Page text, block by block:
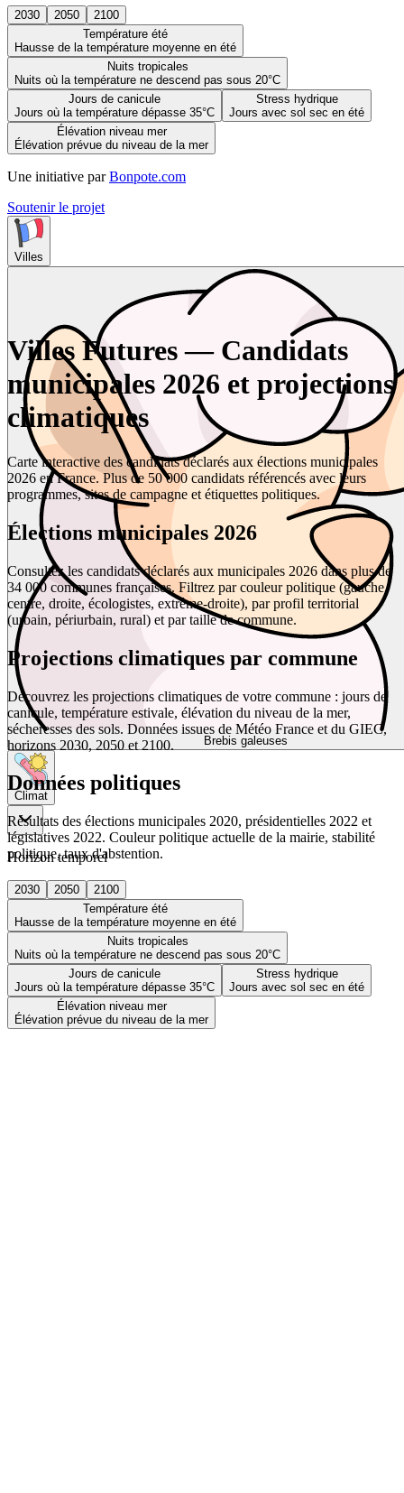
2030 2050
2100
Température été
Hausse de la température moyenne en été
Nuits tropicales
Nuits où la température ne descend pas sous 20°C
Jours de canicule
Jours où la température dépasse 35°C
Stress hydrique
Jours avec sol sec en été
Élévation niveau mer
Élévation prévue du niveau de la mer
Une initiative par Bonpote.com
Soutenir le projet
Villes
Brebis galeuses
Climat
Horizon temporel
2030 2050
2100
Température été
Hausse de la température moyenne en été
Nuits tropicales
Nuits où la température ne descend pas sous 20°C
Jours de canicule
Jours où la température dépasse 35°C
Stress hydrique
Jours avec sol sec en été
Élévation niveau mer
Élévation prévue du niveau de la mer
Villes Futures — Candidats
municipales 2026 et projections
climatiques
Carte interactive des candidats déclarés aux élections municipales
2026 en France. Plus de 50 000 candidats référencés avec leurs
programmes, sites de campagne et étiquettes politiques.
Élections municipales 2026
Consultez les candidats déclarés aux municipales 2026 dans plus de
34 000 communes françaises. Filtrez par couleur politique (gauche,
centre, droite, écologistes, extrême-droite), par profil territorial
(urbain, périurbain, rural) et par taille de commune.
Projections climatiques par commune
Découvrez les projections climatiques de votre commune : jours de
canicule, température estivale, élévation du niveau de la mer,
sécheresses des sols. Données issues de Météo France et du GIEC,
horizons 2030, 2050 et 2100.
Données politiques
Résultats des élections municipales 2020, présidentielles 2022 et
législatives 2022. Couleur politique actuelle de la mairie, stabilité
politique, taux d'abstention.